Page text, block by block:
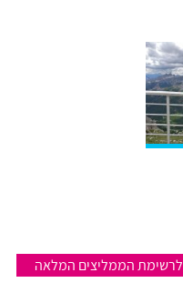
לרשימת הממליצים המלאה